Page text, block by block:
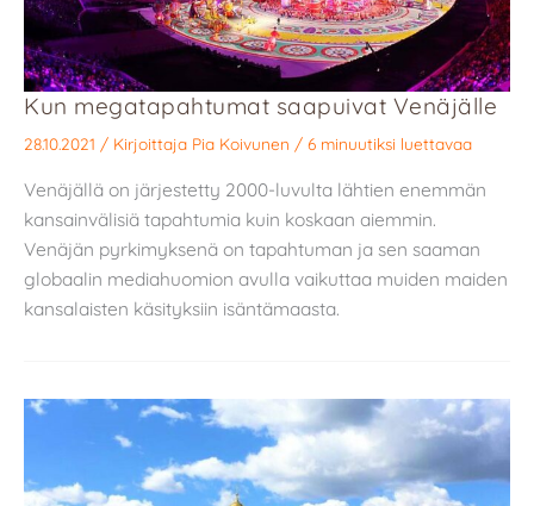
Kun megatapahtumat saapuivat Venäjälle
28.10.2021 / Kirjoittaja Pia Koivunen / 6 minuutiksi luettavaa
Venäjällä on järjestetty 2000-luvulta lähtien enemmän
kansainvälisiä tapahtumia kuin koskaan aiemmin.
Venäjän pyrkimyksenä on tapahtuman ja sen saaman
globaalin mediahuomion avulla vaikuttaa muiden maiden
kansalaisten käsityksiin isäntämaasta.